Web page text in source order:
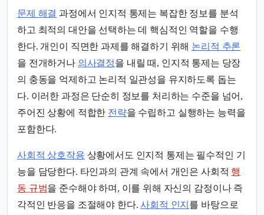
문제 해결 과정에서 인지적 통제는 복잡한 정보를 분석
하고 최적의 대안을 선택하는 데 핵심적인 역할을 수행
한다. 개인이 직면한 과제를 해결하기 위해 논리적 추론
을 전개하거나 의사결정을 내릴 때, 인지적 통제는 당장
의 충동을 억제하고 논리적 일관성을 유지하도록 돕는
다. 이러한 과정은 단순히 정보를 처리하는 수준을 넘어,
주어진 상황에 적합한 전략을 수립하고 실행하는 능력을
포함한다.
사회적 상호작용 상황에서도 인지적 통제는 필수적인 기
능을 담당한다. 타인과의 관계 속에서 개인은 사회적 행
동 규범을 준수해야 하며, 이를 위해 자신의 감정이나 즉
각적인 반응을 조절해야 한다.사회적 인지 를 바탕으로